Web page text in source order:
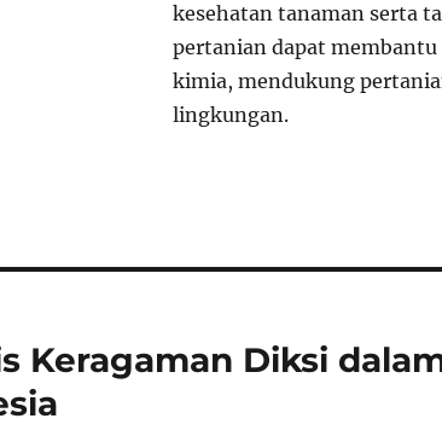
kesehatan tanaman serta
pertanian dapat
kimia, mendukung
lingkungan.
Keragaman Diksi